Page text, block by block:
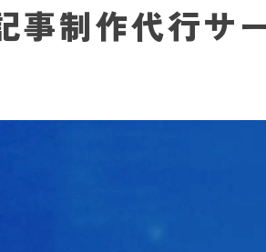
事制作代行サ